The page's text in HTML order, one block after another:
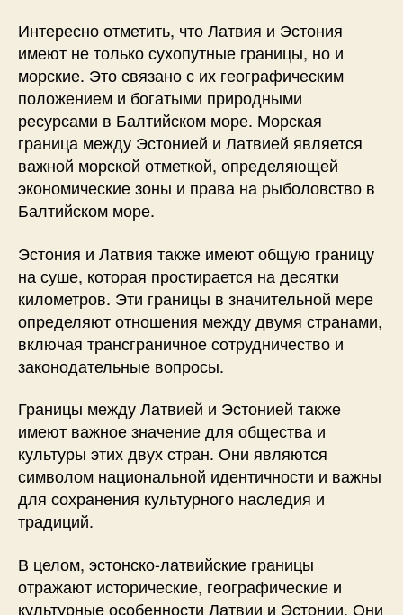
Интересно отметить, что Латвия и Эстония
имеют не только сухопутные границы, но и
морские. Это связано с их географическим
положением и богатыми природными
ресурсами в Балтийском море. Морская
граница между Эстонией и Латвией является
важной морской отметкой, определяющей
экономические зоны и права на рыболовство в
Балтийском море.
Эстония и Латвия также имеют общую границу
на суше, которая простирается на десятки
километров. Эти границы в значительной мере
определяют отношения между двумя странами,
включая трансграничное сотрудничество и
законодательные вопросы.
Границы между Латвией и Эстонией также
имеют важное значение для общества и
культуры этих двух стран. Они являются
символом национальной идентичности и важны
для сохранения культурного наследия и
традиций.
В целом, эстонско-латвийские границы
отражают исторические, географические и
культурные особенности Латвии и Эстонии. Они